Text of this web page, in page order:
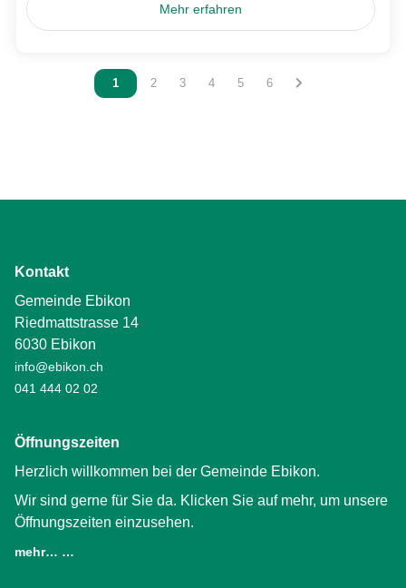
Mehr erfahren
Vous êtes sur la page
1 Vous êtes sur la page
2 Vous êtes sur la page
3 Vous êtes sur la page
4 Vous êtes sur la page
5 Vous êtes sur la page
6
Kontakt
Gemeinde Ebikon
Riedmattstrasse 14
6030 Ebikon
info@ebikon.ch
041 444 02 02
Öffnungszeiten
Herzlich willkommen bei der Gemeinde Ebikon.
Wir sind gerne für Sie da. Klicken Sie auf mehr, um unsere
Öffnungszeiten einzusehen.
mehr… …